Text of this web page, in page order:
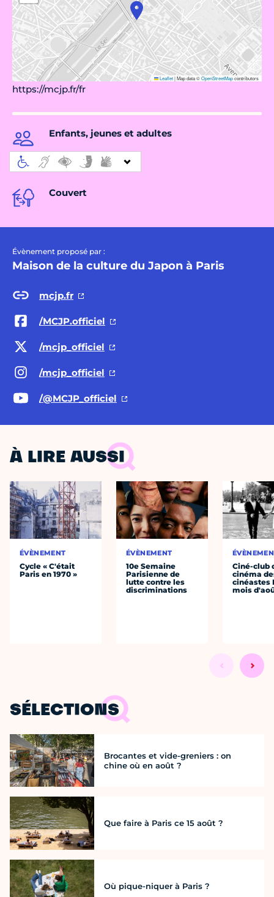
Leaflet|Map data ©OpenStreetMapcontributors
https://mcjp.fr/fr
Enfants, jeunes et adultes
Couvert
Évènement proposé par :
Maison de la culture du Japon à Paris
mcjp.fr
/MCJP.officiel
/mcjp_officiel
/mcjp_officiel
/@MCJP_officiel
À LIRE AUSSI
ÉVÈNEMENT
Cycle « C'était
Paris en 1970 »
ÉVÈNEMENT
10e Semaine
Parisienne de
lutte contre les
discriminations
Ciné-club
cinéma
cinéastes
mois
SÉLECTIONS
Brocantes et vide-greniers : on
chine où en août ?
Que faire à Paris ce 15 août ?
Où pique-niquer à Paris ?